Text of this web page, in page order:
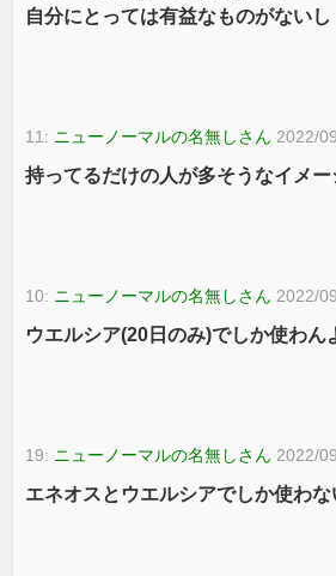
自分にとっては有益なものがないし
11: ニューノーマルの名無しさん 2022/
持ってるだけの人が多そうなイメー
10: ニューノーマルの名無しさん 2022/
ウエルシア(20日のみ)でしか使わん
19: ニューノーマルの名無しさん 2022/
エネオスとウエルシアでしか使わな